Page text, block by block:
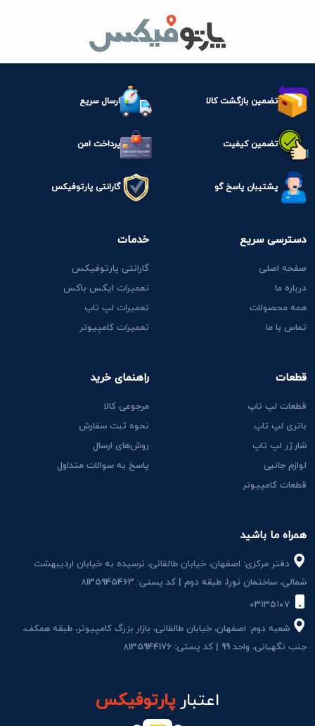
تضمین بازگشت کالا ارسال سریع
تضمین کیفیت پرداخت امن
پشتیبان پاسخ گو گارانتی پارتوفیکس
همراه ما باشید
دفتر مرکزی: اصفهان، خیابان طالقانی، نرسیده به خیابان اردیبهشت
شمالی، ساختمان نور1، طبقه دوم | کد پستی: 8135945463
شعبه دوم: اصفهان، خیابان طالقانی، بازار بزرگ کامپیوتر، طبقه همکف،
جنب نگهبانی، واحد 99 | کد پستی: 8135944176
دسترسی سریع
صفحه اصلی
درباره ما
همه محصولات
تماس با ما
قطعات
قطعات لپ تاپ
باتری لپ تاپ
شارژر لپ تاپ
لوازم جانبی
قطعات کامپیوتر
خدمات
گارانتی پارتوفیکس
تعمیرات ایکس باکس
تعمیرات لپ تاپ
تعمیرات کامپیوتر
راهنمای خرید
مرجوعی کالا
نحوه ثبت سفارش
روش‌های ارسال
پاسخ به سوالات متداول
اعتبارپارتوفیکس